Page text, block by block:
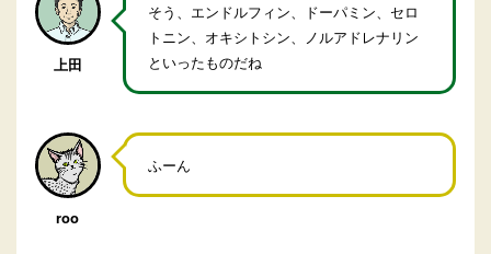
上田
そう、エンドルフィン、ドーパミン、セロ
トニン、オキシトシン、ノルアドレナリン
といったものだね
roo
ふーん